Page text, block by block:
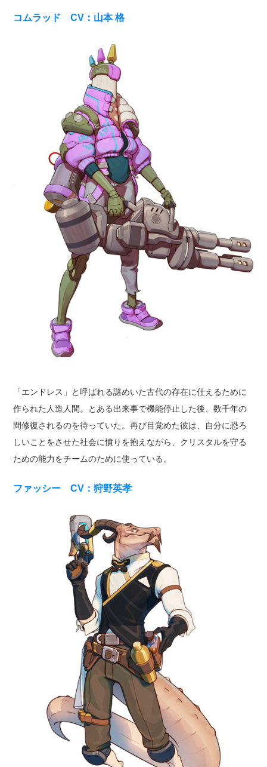
コムラッド CV：山本 格
「エンドレス」と呼ばれる謎めいた古代の存在に仕えるために
作られた人造人間。とある出来事で機能停止した後、数千年の
間修復されるのを待っていた。再び目覚めた彼は、自分に恐ろ
しいことをさせた社会に憤りを抱えながら、クリスタルを守る
ための能力をチームのために使っている。
ファッシー CV：狩野英孝